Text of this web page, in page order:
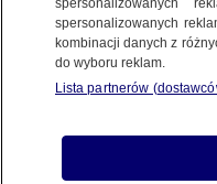
Udostępnij
spersonalizowanych
spersonalizowanych
kombinacji danych z
do wyboru reklam.
Lista partnerów